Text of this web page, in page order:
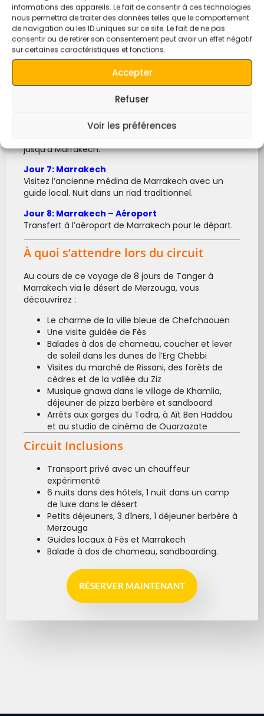
informations des appareils. Le fait de consentir à ces technologies
nous permettra de traiter des données telles que le comportement
de navigation ou les ID uniques sur ce site. Le fait de ne pas
consentir ou de retirer son consentement peut avoir un effet négatif
sur certaines caractéristiques et fonctions.
Accepter
Refuser
Voir les préférences
Khamlia pour la musique Gnawa, profitez d’une
excursion en 4×4 sur les dunes de sable et d’une
randonnée à dos de chameau jusqu’au camp de
luxe.
Jour 5: Merzouga – Gorges du Dadès
Visitez le marché de Rissani, le musée des fossiles
d’Erfoud et les gorges du Todra avant d’atteindre les
Parcourez la pittoresque « Route des Mille Kasbahs »,
jusqu’à Marrakech.
Jour 7: Marrakech
Visitez l’ancienne médina de Marrakech avec un
guide local. Nuit dans un riad traditionnel.
Jour 8: Marrakech – Aéroport
Transfert à l’aéroport de Marrakech pour le départ.
À quoi s’attendre lors du circuit
Au cours de ce voyage de 8 jours de Tanger à
Marrakech via le désert de Merzouga, vous
découvrirez :
Le charme de la ville bleue de Chefchaouen
Une visite guidée de Fès
Balades à dos de chameau, coucher et lever
de soleil dans les dunes de l’Erg Chebbi
Visites du marché de Rissani, des forêts de
cèdres et de la vallée du Ziz
Musique gnawa dans le village de Khamlia,
déjeuner de pizza berbère et sandboard
Arrêts aux gorges du Todra, à Aït Ben Haddou
et au studio de cinéma de Ouarzazate
Circuit Inclusions
Transport privé avec un chauffeur
expérimenté
6 nuits dans des hôtels, 1 nuit dans un camp
de luxe dans le désert
Petits déjeuners, 3 dîners, 1 déjeuner berbère à
Merzouga
Guides locaux à Fès et Marrakech
Balade à dos de chameau, sandboarding.
RÉSERVER MAINTENANT